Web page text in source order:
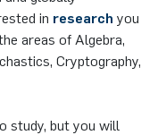
in research you
areas of Algebra,
Cryptography,
study, but you will